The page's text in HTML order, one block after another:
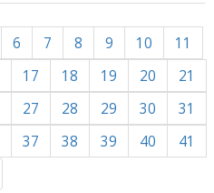
6 7 8 9 10
11
17 18 19 20
21
27 28 29 30
31
37 38 39 40
41